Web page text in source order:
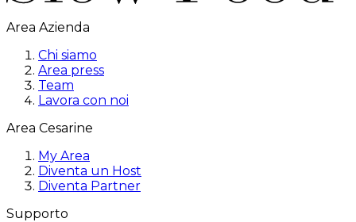
Area Azienda
Chi siamo
Area press
Team
Lavora con noi
Area Cesarine
My Area
Diventa un Host
Diventa Partner
Supporto